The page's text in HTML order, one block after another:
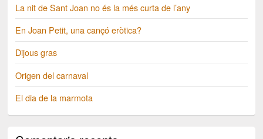
La nit de Sant Joan no és la més curta de l’any
En Joan Petit, una cançó eròtica?
Dijous gras
Origen del carnaval
El dia de la marmota